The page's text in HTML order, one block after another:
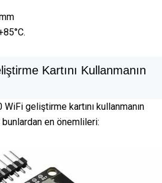
Kartını Kullanmanın
geliştirme kartını kullanmanın
bunlardan en önemlileri: